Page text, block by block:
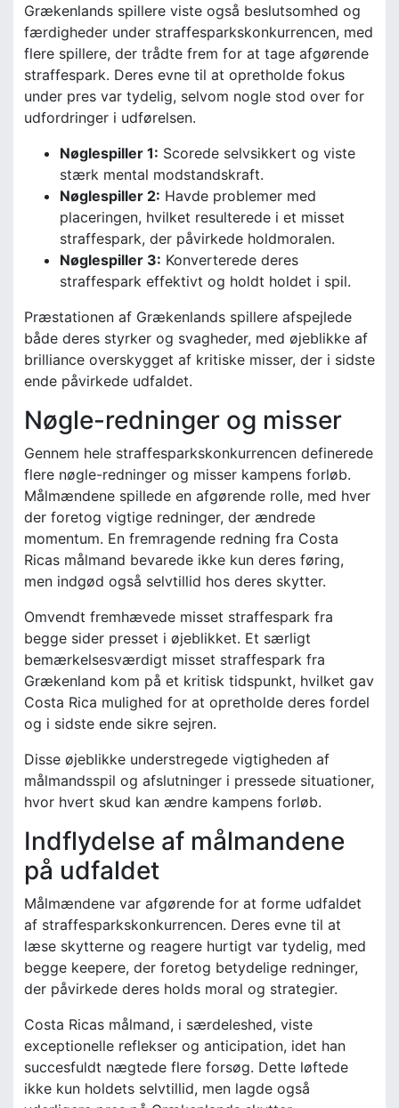
Grækenlands spillere viste også beslutsomhed og
færdigheder under straffesparkskonkurrencen, med
flere spillere, der trådte frem for at tage afgørende
straffespark. Deres evne til at opretholde fokus
under pres var tydelig, selvom nogle stod over for
udfordringer i udførelsen.
Nøglespiller 1: Scorede selvsikkert og viste
stærk mental modstandskraft.
Nøglespiller 2: Havde problemer med
placeringen, hvilket resulterede i et misset
straffespark, der påvirkede holdmoralen.
Nøglespiller 3: Konverterede deres
straffespark effektivt og holdt holdet i spil.
Præstationen af Grækenlands spillere afspejlede
både deres styrker og svagheder, med øjeblikke af
brilliance overskygget af kritiske misser, der i sidste
ende påvirkede udfaldet.
Nøgle-redninger og misser
Gennem hele straffesparkskonkurrencen definerede
flere nøgle-redninger og misser kampens forløb.
Målmændene spillede en afgørende rolle, med hver
der foretog vigtige redninger, der ændrede
momentum. En fremragende redning fra Costa
Ricas målmand bevarede ikke kun deres føring,
men indgød også selvtillid hos deres skytter.
Omvendt fremhævede misset straffespark fra
begge sider presset i øjeblikket. Et særligt
bemærkelsesværdigt misset straffespark fra
Grækenland kom på et kritisk tidspunkt, hvilket gav
Costa Rica mulighed for at opretholde deres fordel
og i sidste ende sikre sejren.
Disse øjeblikke understregede vigtigheden af
målmandsspil og afslutninger i pressede situationer,
hvor hvert skud kan ændre kampens forløb.
Indflydelse af målmandene
på udfaldet
Målmændene var afgørende for at forme udfaldet
af straffesparkskonkurrencen. Deres evne til at
læse skytterne og reagere hurtigt var tydelig, med
begge keepere, der foretog betydelige redninger,
der påvirkede deres holds moral og strategier.
Costa Ricas målmand, i særdeleshed, viste
exceptionelle reflekser og anticipation, idet han
succesfuldt nægtede flere forsøg. Dette løftede
ikke kun holdets selvtillid, men lagde også